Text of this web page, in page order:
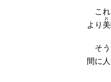
これ
より
お
そう
間に